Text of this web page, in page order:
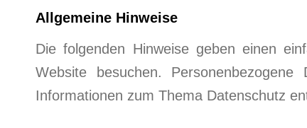
Allgemeine Hinweise
Die folgenden Hinweise geben einen
Website besuchen.
Informationen zum Thema Datenschutz